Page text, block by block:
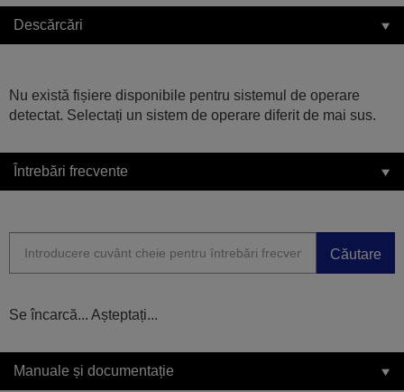
Descărcări
Nu există fișiere disponibile pentru sistemul de operare
detectat. Selectați un sistem de operare diferit de mai sus.
Întrebări frecvente
Căutare
Se încarcă... Așteptați...
Manuale și documentație